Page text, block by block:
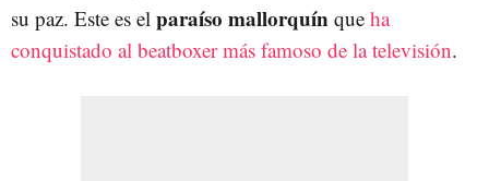
su paz. Este es el paraíso mallorquín que ha
conquistado al beatboxer más famoso de la televisión.